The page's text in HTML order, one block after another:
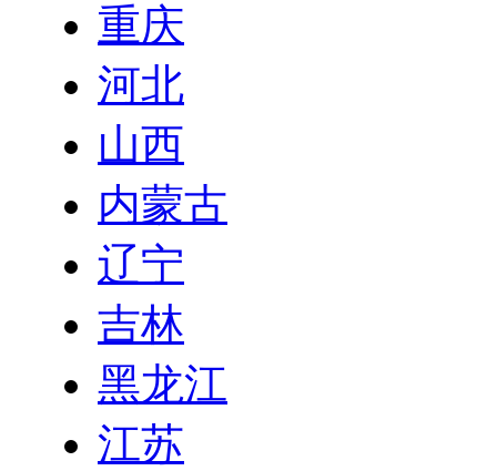
重庆
河北
山西
内蒙古
辽宁
吉林
黑龙江
江苏